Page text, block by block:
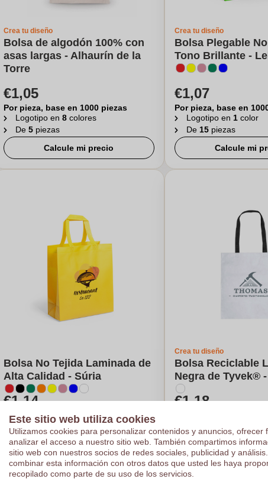
Crea tu diseño
Bolsa de algodón 100% con
asas largas - Alhaurín de la
Torre
€1,05
Por pieza, base en 1000 piezas
Logotipo en 8 colores
De 5 piezas
Calcule mi precio
Crea tu diseño
Bolsa Plegable
Tono Brillante -
€1,07
Por pieza, base en
Logotipo en 1 color
De 15 piezas
Calcule mi
Bolsa No Tejida Laminada de
Alta Calidad - Súria
€1,14
Por pieza, base en 1000 piezas
Logotipo en1color
De5piezas
Calcule mi precio
Crea tu diseño
Bolsa Reciclable
Negra de Tyvek®
€1,18
De5piezas
Calcule mi
Este sitio web utiliza cookies
Utilizamos cookies para personalizar contenidos y anuncios, ofrecer
analizar el acceso a nuestro sitio web. También compartimos
sitio web con nuestros socios de redes sociales, publicidad y
combinar esta información con otros datos que usted les haya
recopilado como parte de su uso de los servicios.